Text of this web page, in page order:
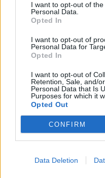
I want to opt-out of
Personal Data.
Opted In
I want to opt-out of
Personal Data for
Opted In
I want to opt-out of
Retention, Sale, and/
Personal Data that Is
Purposes for which it
Opted Out
CONFIRM
Data Deletion
Tačiau šį sezoną
Vokietijos lygoje.
iškovojo vos tris
užima 14-ąją vietą.
savaitgalį ALBA
turnyro, kurio
„Bamberg“ klubui.
laimėjo 7 iš 25